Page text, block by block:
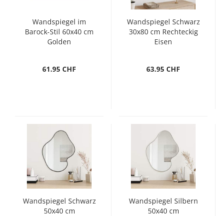
Wandspiegel im
Barock-Stil 60x40 cm
Golden
61.95 CHF
Wandspiegel Schwarz
30x80 cm Rechteckig
Eisen
63.95 CHF
Wandspiegel Schwarz
50x40 cm
Wandspiegel Silbern
50x40 cm